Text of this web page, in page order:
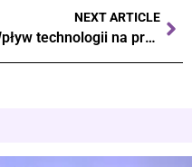
NEXT ARTICLE
Wpływ technologii na przyszłość gier hazardowych co nas czeka